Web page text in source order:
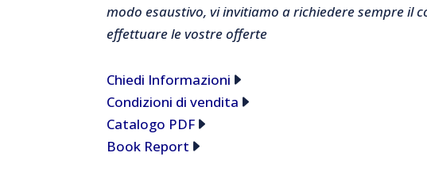
modo esaustivo, vi invitiamo a richiedere sempre il
effettuare le vostre offerte
Chiedi Informazioni
Condizioni di vendita
Catalogo PDF
Book Report